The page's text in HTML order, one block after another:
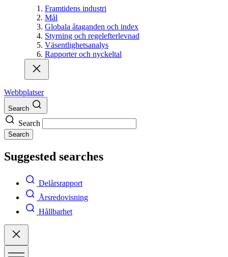
Framtidens industri
Mål
Globala åtaganden och index
Styrning och regelefterlevnad
Väsentlighetsanalys
Rapporter och nyckeltal
Webbplatser
Search
Search
Search
Suggested searches
Delårsrapport
Årsredovisning
Hållbarhet